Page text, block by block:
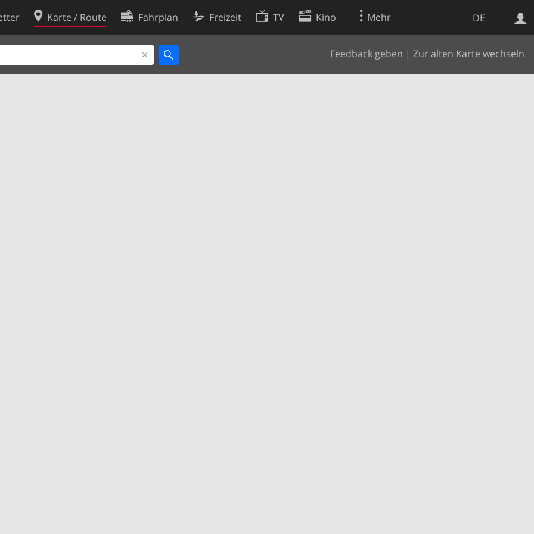
DE
Karte / Route Fahrplan Freizeit TV Kino Mehr
Feedback geben | Zur alten Karte wechseln
Websuche
Cookie-Richtlinie
Cookie-Einstellungen